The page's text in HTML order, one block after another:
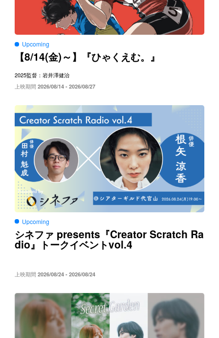
Upcoming
【8/14(金)～】『ひゃくえむ。』
2025監督：岩井澤健治
上映期間 2026/08/14 - 2026/08/27
Upcoming
シネファ presents 『Creator Scratch Ra
dio』トークイベントvol.4
上映期間 2026/08/24 - 2026/08/24